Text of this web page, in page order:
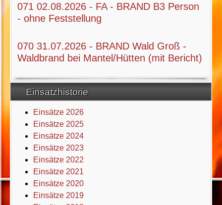
071 02.08.2026 - FA - BRAND B3 Person
- ohne Feststellung
070 31.07.2026 - BRAND Wald Groß -
Waldbrand bei Mantel/Hütten (mit Bericht)
Einsatzhistorie
Einsätze 2026
Einsätze 2025
Einsätze 2024
Einsätze 2023
Einsätze 2022
Einsätze 2021
Einsätze 2020
Einsätze 2019